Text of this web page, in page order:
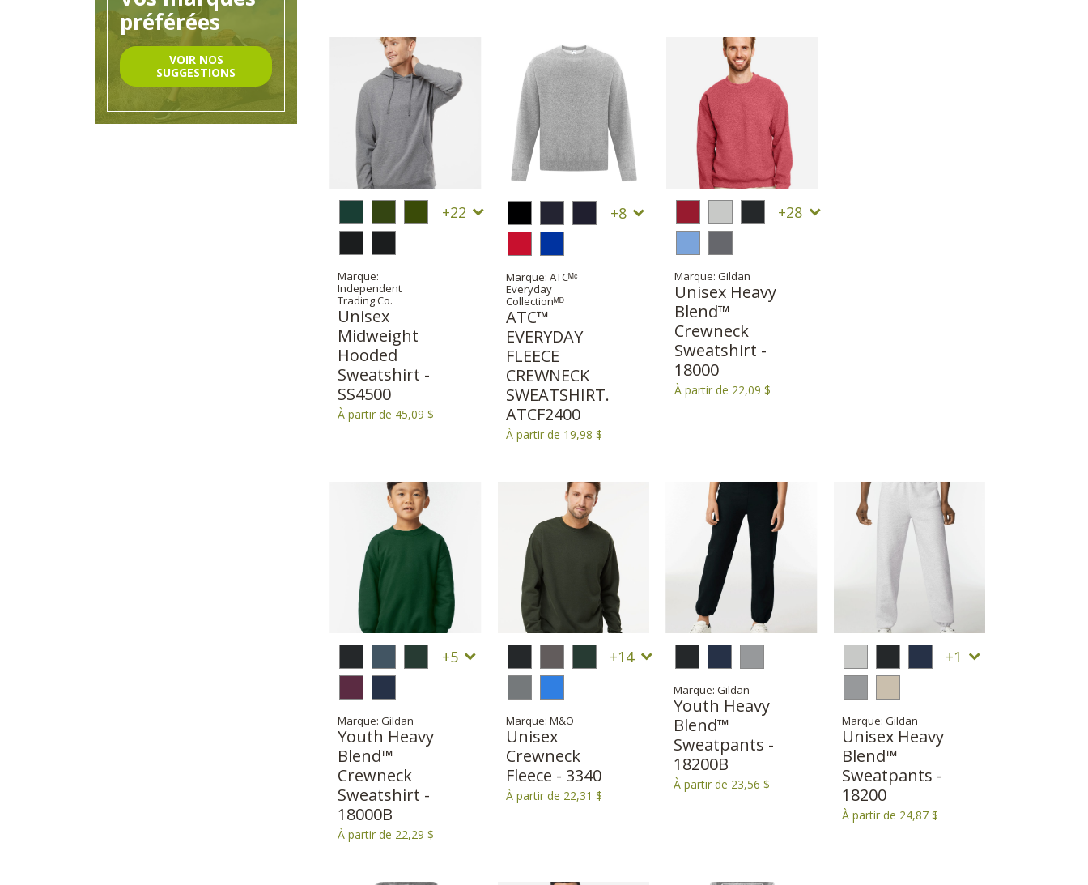
préférées
VOIR NOS
SUGGESTIONS
22
Marque:
Independent
Trading Co.
Unisex
Midweight
Hooded
Sweatshirt -
SS4500
À partir de 45,09 $
8
Marque: ATCᴹᶜ
Everyday
Collectionᴹᴰ
ATC™
EVERYDAY
FLEECE
CREWNECK
SWEATSHIRT.
ATCF2400
À partir de 19,98 $
28
Marque: Gildan
Unisex Heavy
Blend™
Crewneck
Sweatshirt -
18000
À partir de 22,09 $
5
Marque: Gildan
Youth Heavy
Blend™
Crewneck
Sweatshirt -
18000B
À partir de 22,29 $
14
Marque: M&O
Unisex
Crewneck
Fleece - 3340
À partir de 22,31 $
Marque: Gildan
Youth Heavy
Blend™
Sweatpants -
18200B
À partir de 23,56 $
1
Marque: Gildan
Unisex Heavy
Blend™
Sweatpants -
18200
À partir de 24,87 $